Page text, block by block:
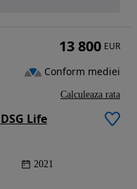
Life
2021
13 800 EUR
Conform mediei
Calculeaza rata